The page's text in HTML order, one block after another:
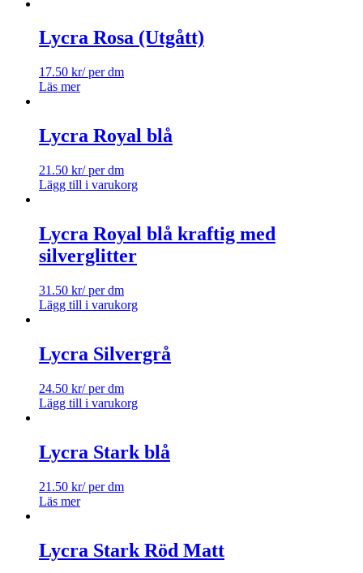
Lycra Rosa (Utgått)
17.50 kr/ per dm
Läs mer
Lycra Royal blå
21.50 kr/ per dm
Lägg till i varukorg
Lycra Royal blå kraftig med
silverglitter
31.50 kr/ per dm
Lägg till i varukorg
Lycra Silvergrå
24.50 kr/ per dm
Lägg till i varukorg
Lycra Stark blå
21.50 kr/ per dm
Läs mer
Lycra Stark Röd Matt